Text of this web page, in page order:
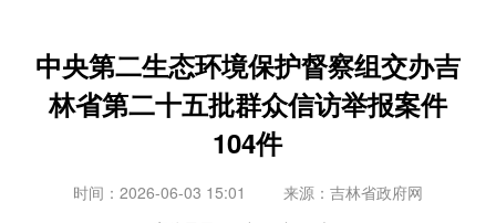
中央第二生态环境保护督察组交办吉
林省第二十五批群众信访举报案件
104件
时间：2026-06-03 15:01 来源： 吉林省政府网